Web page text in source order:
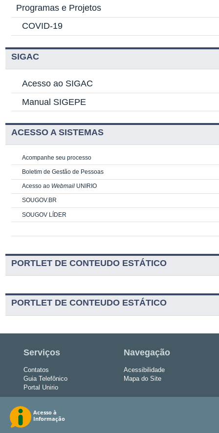
Programas e Projetos
COVID-19
SIGAC
Acesso ao SIGAC
Manual SIGEPE
ACESSO A SISTEMAS
Acompanhe seu processo
Boletim de Gestão de Pessoas
Acesso ao Webmail UNIRIO
SOUGOV.BR
SOUGOV LÍDER
PORTLET DE CONTEUDO ESTÁTICO
PORTLET DE CONTEUDO ESTÁTICO
Serviços
Contatos
Guia Telefônico
Portal Unirio
Navegação
Acessibilidade
Mapa do Site